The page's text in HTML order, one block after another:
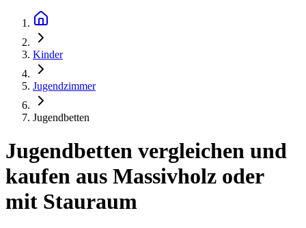
Kinder
Jugendzimmer
Jugendbetten
Jugendbetten vergleichen und
kaufen aus Massivholz oder
mit Stauraum